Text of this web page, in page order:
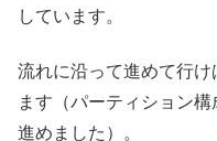
しています。
流れに沿って進めて行
ます（パーティション
進めました）。